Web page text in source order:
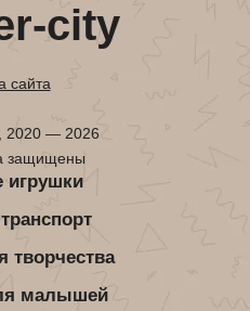
city
сайта
2020 — 2026
защищены
игрушки
творчества
малышей